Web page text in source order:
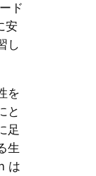
ド
安
し
を
と
足
生
は